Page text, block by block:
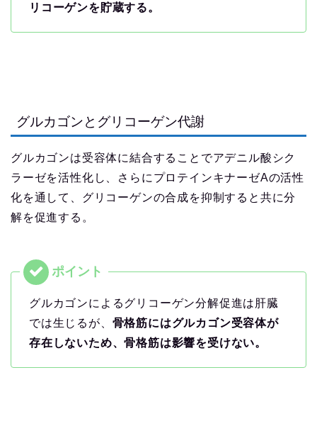
リコーゲンを貯蔵する。
グルカゴンとグリコーゲン代謝
グルカゴンは受容体に結合することでアデニル酸シク
ラーゼを活性化し、さらにプロテインキナーゼAの活性
化を通して、グリコーゲンの合成を抑制すると共に分
解を促進する。
グルカゴンによるグリコーゲン分解促進は肝臓
では生じるが、 骨格筋にはグルカゴン受容体が
存在しないため、骨格筋は影響を受けない。